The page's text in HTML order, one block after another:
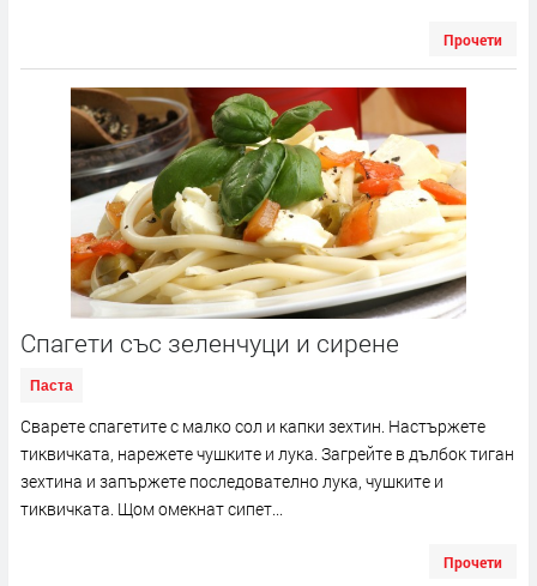
Прочети
Спагети със зеленчуци и сирене
Паста
Сварете спагетите с малко сол и капки зехтин. Настържете
тиквичката, нарежете чушките и лука. Загрейте в дълбок тиган
зехтина и запържете последователно лука, чушките и
тиквичката. Щом омекнат сипет...
Прочети